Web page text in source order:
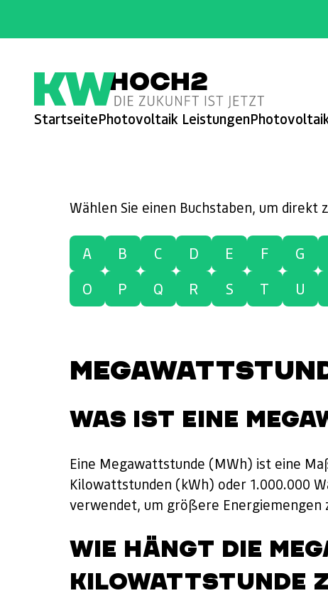
StartseitePhotovoltaik Leistungen
Wählen Sie einen Buchstaben, um
A B C D E F G
O
P Q R S T U
WAS IST EINE
Eine Megawattstunde (MWh) ist eine
Kilowattstunden (kWh) oder 1.000.000
verwendet, um größere Energiemengen
WIE HÄNGT DIE
KILOWATTSTUNDE